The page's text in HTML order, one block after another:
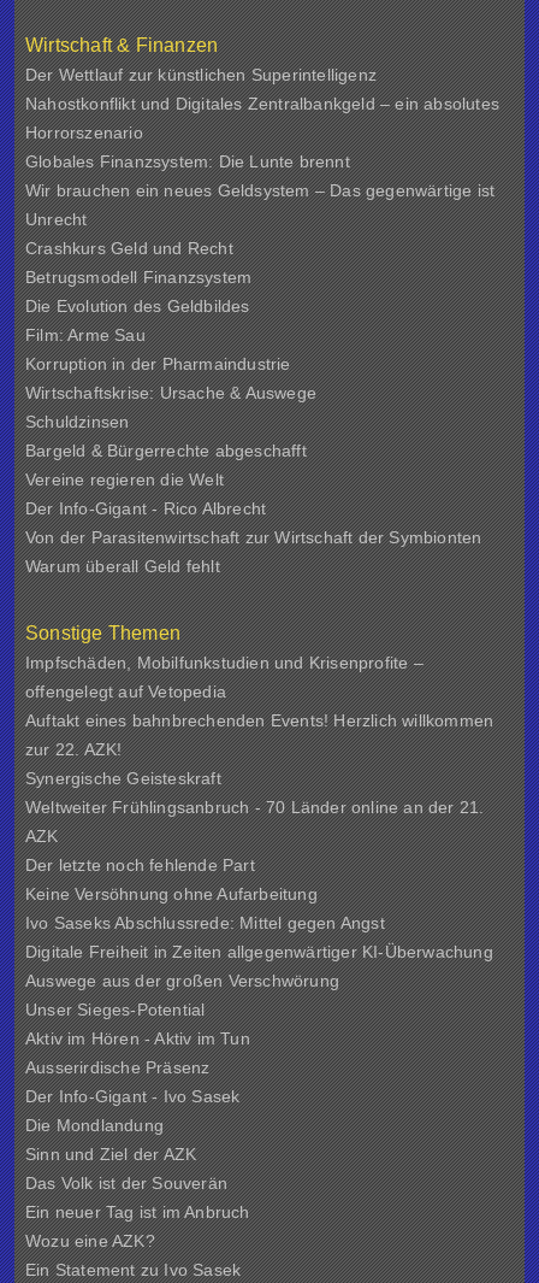
Wirtschaft & Finanzen
Der Wettlauf zur künstlichen Superintelligenz
Nahostkonflikt und Digitales Zentralbankgeld – ein absolutes
Horrorszenario
Globales Finanzsystem: Die Lunte brennt
Wir brauchen ein neues Geldsystem – Das gegenwärtige ist
Unrecht
Crashkurs Geld und Recht
Betrugsmodell Finanzsystem
Die Evolution des Geldbildes
Film: Arme Sau
Korruption in der Pharmaindustrie
Wirtschaftskrise: Ursache & Auswege
Schuldzinsen
Bargeld & Bürgerrechte abgeschafft
Vereine regieren die Welt
Der Info-Gigant - Rico Albrecht
Von der Parasitenwirtschaft zur Wirtschaft der Symbionten
Warum überall Geld fehlt
Sonstige Themen
Impfschäden, Mobilfunkstudien und Krisenprofite –
offengelegt auf Vetopedia
Auftakt eines bahnbrechenden Events! Herzlich willkommen
zur 22. AZK!
Synergische Geisteskraft
Weltweiter Frühlingsanbruch - 70 Länder online an der 21.
AZK
Der letzte noch fehlende Part
Keine Versöhnung ohne Aufarbeitung
Ivo Saseks Abschlussrede: Mittel gegen Angst
Digitale Freiheit in Zeiten allgegenwärtiger KI-Überwachung
Auswege aus der großen Verschwörung
Unser Sieges-Potential
Aktiv im Hören - Aktiv im Tun
Ausserirdische Präsenz
Der Info-Gigant - Ivo Sasek
Die Mondlandung
Sinn und Ziel derAZK
Das Volk ist der Souverän
Ein neuer Tag ist im Anbruch
Wozu eine AZK?
Ein Statement zu Ivo Sasek